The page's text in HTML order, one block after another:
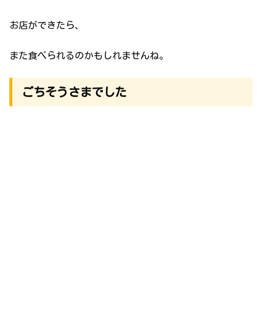
お店ができたら、
また食べられるのかもしれませんね。
ごちそうさまでした